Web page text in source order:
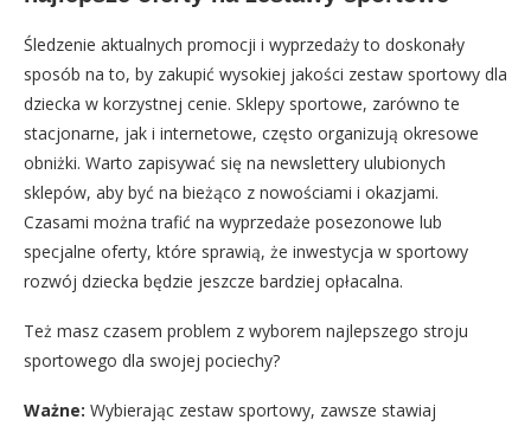
Śledzenie aktualnych promocji i wyprzedaży to doskonały
sposób na to, by zakupić wysokiej jakości zestaw sportowy dla
dziecka w korzystnej cenie. Sklepy sportowe, zarówno te
stacjonarne, jak i internetowe, często organizują okresowe
obniżki. Warto zapisywać się na newslettery ulubionych
sklepów, aby być na bieżąco z nowościami i okazjami.
Czasami można trafić na wyprzedaże posezonowe lub
specjalne oferty, które sprawią, że inwestycja w sportowy
rozwój dziecka będzie jeszcze bardziej opłacalna.
Też masz czasem problem z wyborem najlepszego stroju
sportowego dla swojej pociechy?
Ważne: Wybierając zestaw sportowy, zawsze stawiaj